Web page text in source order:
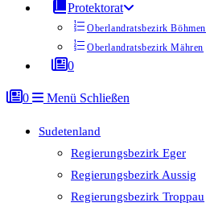
Protektorat
Oberlandratsbezirk Böhmen
Oberlandratsbezirk Mähren
0
0 Menü Schließen
Sudetenland
Regierungsbezirk Eger
Regierungsbezirk Aussig
Regierungsbezirk Troppau